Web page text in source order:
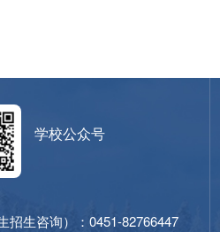
学校公众号
招生咨询）：0451-82766447